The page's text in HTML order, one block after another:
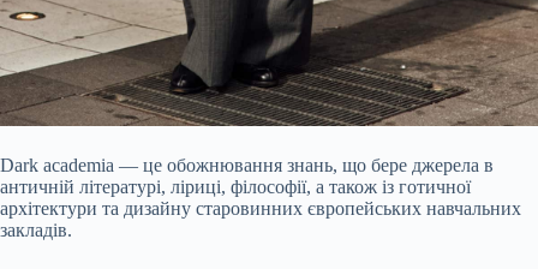
Dark academia — це обожнювання знань, що бере джерела в
античній літературі, ліриці, філософії, а також із готичної
архітектури та дизайну старовинних європейських навчальних
закладів.